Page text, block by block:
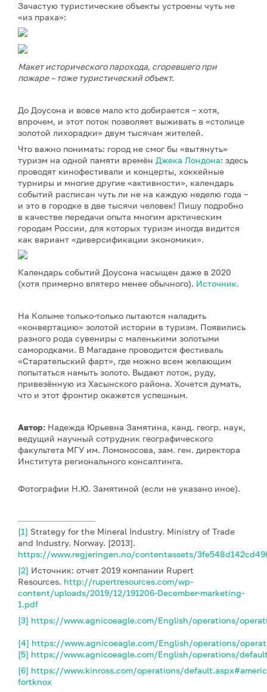
Зачастую туристические объекты устроены чуть не
«из праха»:
Макет исторического парохода, сгоревшего при
пожаре – тоже туристический объект.
До Доусона и вовсе мало кто добирается – хотя,
впрочем, и этот поток позволяет выживать в «столице
золотой лихорадки» двум тысячам жителей.
Что важно понимать: город не смог бы «вытянуть»
туризм на одной памяти времён Джека Лондона: здесь
проводят кинофестивали и концерты, хоккейные
турниры и многие другие «активности», календарь
событий расписан чуть ли не на каждую неделю года –
и это в городке в две тысячи человек! Пишу подробно
в качестве передачи опыта многим арктическим
городам России, для которых туризм иногда видится
как вариант «диверсификации экономики».
Календарь событий Доусона насыщен даже в 2020
(хотя примерно впятеро менее обычного). Источник.
На Колыме только-только пытаются наладить
«конвертацию» золотой истории в туризм. Появились
разного рода сувениры с маленькими золотыми
самородками. В Магадане проводится фестиваль
«Старательский фарт», где можно всем желающим
попытаться намыть золото. Выдают лоток, руду,
привезённую из Хасынского района. Хочется думать,
что и этот фронтир окажется успешным.
Автор: Надежда Юрьевна Замятина, канд. геогр. наук,
ведущий научный сотрудник географического
факультета МГУ им. Ломоносова, зам. ген. директора
Института регионального консалтинга.
Фотографии Н.Ю. Замятиной (если не указано иное).
[1] Strategy for the Mineral Industry. Ministry of Trade
and Industry. Norway. [2013].
https://www.regjeringen.no/contentassets/
[2] Источник: отчет 2019 компании Rupert
Resources. http://rupertresources.com/wp-
content/uploads/2019/12/191206-December-marketing-
1.pdf
[3] https://www.agnicoeagle.com/English/operations/
[4] https://www.agnicoeagle.com/English/operations/
[5] https://www.agnicoeagle.com/English/operations/
[6] https://www.kinross.com/operations/
fortknox